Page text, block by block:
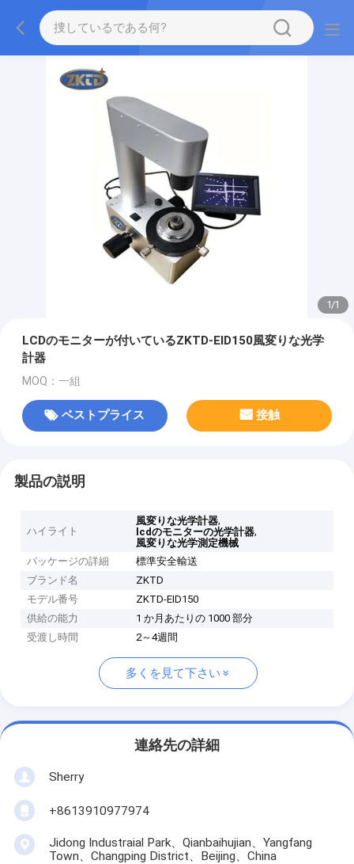
1/1
LCDのモニターが付いているZKTD-EID150風変りな光学
計器
MOQ：一組
ベストプライス 接触
製品の説明
ハイライト
風変りな光学計器,
lcdのモニターの光学計器,
風変りな光学測定機械
パッケージの詳細
標準安全輸送
ブランド名
ZKTD
モデル番号
ZKTD-EID150
供給の能力
1 か月あたりの 1000 部分
受渡し時間
2～4週間
多くを見て下さい
連絡先の詳細
Sherry
+8613910977974
Jidong Industraial Park、Qianbaihujian、Yangfang
Town、Changping District、Beijing、China